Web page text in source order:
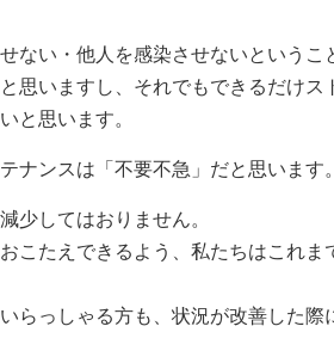
い・他人を感染させないというこ
思いますし、それでもできるだけス
と思います。
ナンスは「不要不急」だと思います。
少してはおりません。
こたえできるよう、私たちはこれま
らっしゃる方も、状況が改善した際